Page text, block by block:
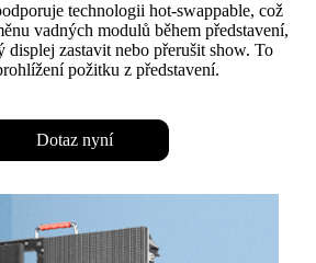
technologii hot-swappable, což
vadných modulů během představení,
displej zastavit nebo přerušit show. To
požitku z představení.
Dotaz nyní